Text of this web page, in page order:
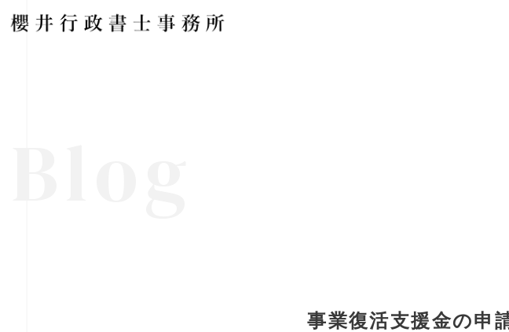
事業復活支援金の申